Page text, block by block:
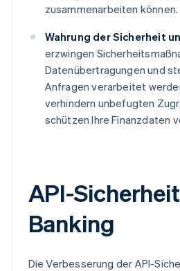
zusammenarbeiten können.
Wahrung der Sicherheit
erzwingen
Datenübertragungen und
Anfragen verarbeitet
verhindern unbefugten
schützen Ihre Finanzdaten
API-
Banking
Die Verbesserung der API-